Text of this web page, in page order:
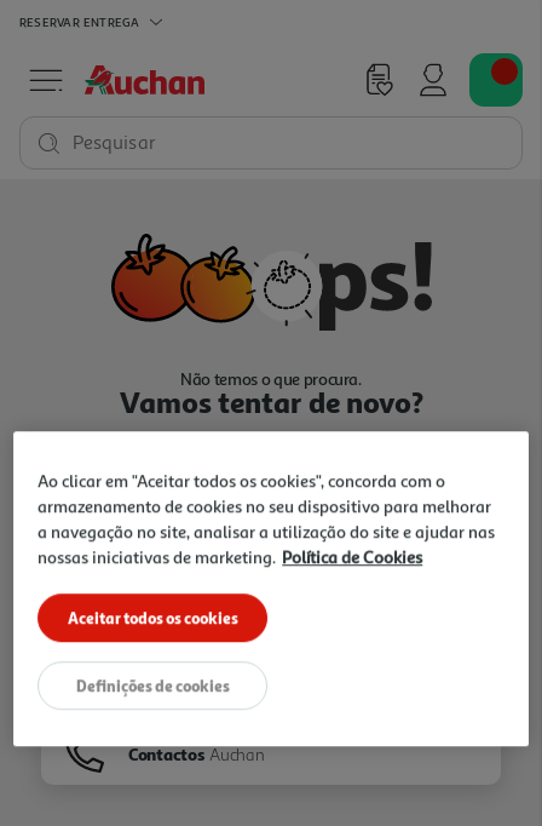
RESERVAR ENTREGA
Pesquisar
Não temos o que procura.
Vamos tentar de novo?
Ir para Homepage
Folhetos
Contactos Auchan
Ao clicar em "Aceitar todos os cookies", concorda com o
armazenamento de cookies no seu dispositivo para melhorar
a navegação no site, analisar a utilização do site e ajudar nas
nossas iniciativas de marketing. Política de Cookies
Aceitar todos os cookies
Definições de cookies